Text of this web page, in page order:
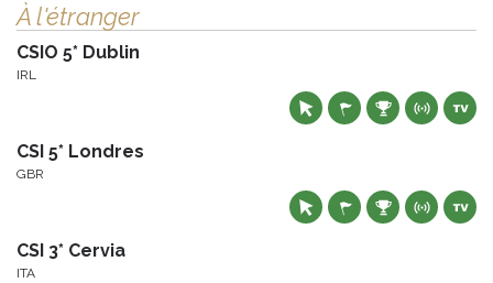
À l'étranger
CSIO 5* Dublin
IRL
CSI 5* Londres
GBR
CSI 3* Cervia
ITA